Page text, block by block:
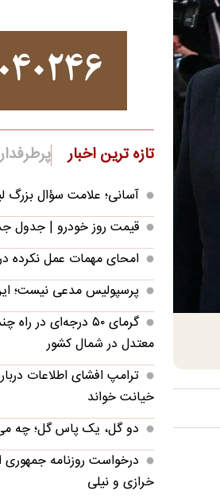
تازه ترین اخبار
آسانی؛ علامت سؤال بزرگ
قیمت روز خودرو | جدول
امحای مهمات عمل نکرده
پرسپولیس مدعی نیست؛
گرمای ۵۰ درجه‌ای در
معتدل در شمال کشور
ترامپ افشای اطلاعات
خیانت خواند
دو گل، یک پاس گل؛ چه
درخواست روزنامه جمهوری
خرازی و نیلی